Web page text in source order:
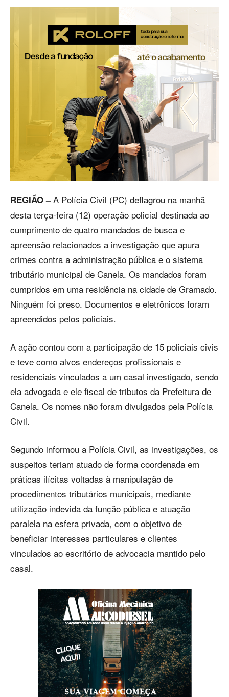
REGIÃO –A Polícia Civil (PC) deflagrou na manhã
desta terça-feira (12) operação policial destinada ao
cumprimento de quatro mandados de busca e
apreensão relacionados a investigação que apura
crimes contra a administração pública e o sistema
tributário municipal de Canela. Os mandados foram
cumpridos em uma residência na cidade de Gramado.
Ninguém foi preso. Documentos e eletrônicos foram
apreendidos pelos policiais.
A ação contou com a participação de 15 policiais civis
e teve como alvos endereços profissionais e
residenciais vinculados a um casal investigado, sendo
ela advogada e ele fiscal de tributos da Prefeitura de
Canela. Os nomes não foram divulgados pela Polícia
Civil.
Segundo informou a Polícia Civil, as investigações, os
suspeitos teriam atuado de forma coordenada em
práticas ilícitas voltadas à manipulação de
procedimentos tributários municipais, mediante
utilização indevida da função pública e atuação
paralela na esfera privada, com o objetivo de
beneficiar interesses particulares e clientes
vinculados ao escritório de advocacia mantido pelo
casal.